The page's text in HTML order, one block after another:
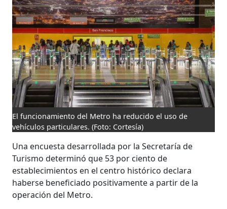
El funcionamiento del Metro ha reducido el uso de
vehículos particulares. (Foto: Cortesía)
Una encuesta desarrollada por la Secretaría de
Turismo determinó que 53 por ciento de
establecimientos en el centro histórico declara
haberse beneficiado positivamente a partir de la
operación del Metro.